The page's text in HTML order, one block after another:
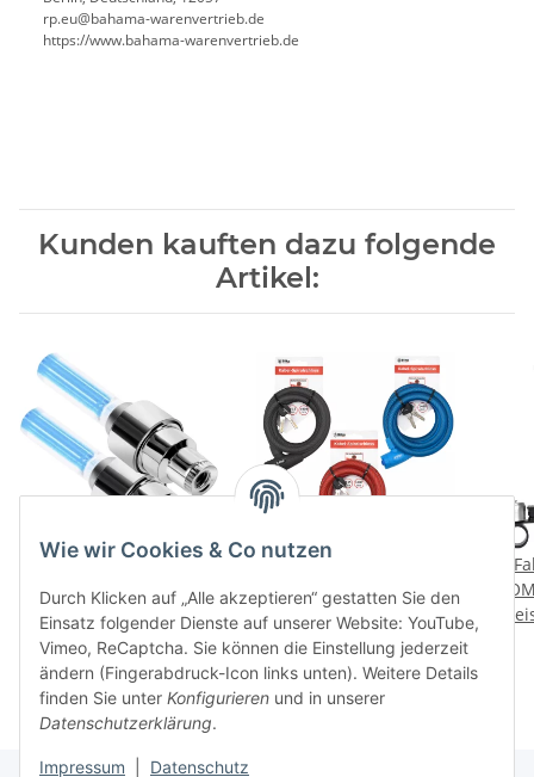
Wie wir Cookies & Co nutzen
Durch Klicken auf „Alle akzeptieren“ gestatten Sie den
Einsatz folgender Dienste auf unserer Website: YouTube,
Vimeo, ReCaptcha. Sie können die Einstellung jederzeit
ändern (Fingerabdruck-Icon links unten). Weitere Details
finden Sie unter Konfigurieren und in unserer
Datenschutzerklärung.
Impressum Datenschutz
ed.beirtrevneraw-amahab@ue.pr
https://www.bahama-warenvertrieb.de
Kunden kauften dazu folgende
Artikel:
Fahrrad LED
Ventilkappen Set - Blau
Preise nach Anmeldung
sichtbar
Fahrrad Spiralschloss 15
x 1400 mm - 3 Farben
Mix
Preise nach Anmeldung
sichtbar